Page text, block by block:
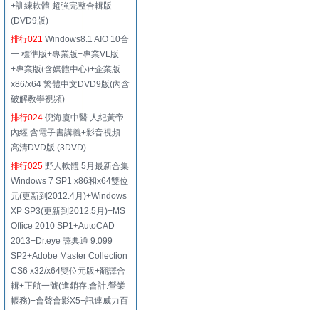
+訓練軟體 超強完整合輯版
(DVD9版)
排行021 Windows8.1 AIO 10合
一 標準版+專業版+專業VL版
+專業版(含媒體中心)+企業版
x86/x64 繁體中文DVD9版(內含
破解教學視頻)
排行024 倪海廈中醫 人紀黃帝
內經 含電子書講義+影音視頻
高清DVD版 (3DVD)
排行025 野人軟體 5月最新合集
Windows 7 SP1 x86和x64雙位
元(更新到2012.4月)+Windows
XP SP3(更新到2012.5月)+MS
Office 2010 SP1+AutoCAD
2013+Dr.eye 譯典通 9.099
SP2+Adobe Master Collection
CS6 x32/x64雙位元版+翻譯合
輯+正航一號(進銷存.會計.營業
帳務)+會聲會影X5+訊連威力百